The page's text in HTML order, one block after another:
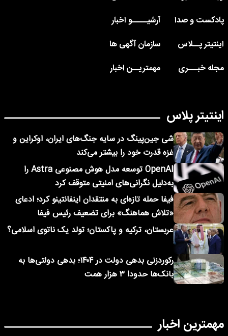
پادکست و صدا
آرشیـــــو اخبار
اینتیتر پــلاس
سازمان آگهی ها
مجله خبـــری
مهمتریــن اخبار
اینتیتر پلاس
شی جین‌پینگ در سایه جنگ‌های ایران، اوکراین و
غزه قدرت خود را بیشتر می‌کند
OpenAI توسعه مدل هوش مصنوعی Astra را
به‌دلیل نگرانی‌های امنیتی متوقف کرد
فیفا حمله تازه‌ای به منتقدان اینفانتینو کرد؛ ادعای
«تلاش هماهنگ» برای تضعیف رئیس فیفا
عربستان، ترکیه و پاکستان؛ تولد یک ناتوی اسلامی؟
رکوردزنی بدهی دولت در ۱۴۰۴؛ بدهی دولتی‌ها به
بانک‌ها حدودا ۳ هزار همت
مهمترین اخبار